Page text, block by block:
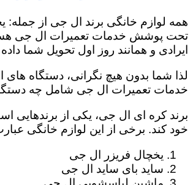
همه لوازم خانگی برند ال جی از جمله:
تحت پوشش خدمات تعمیرات ال جی
ایرادی و همانند روز اول تحویل شما
لذا شما بدون هیچ نگرانی، دستگاه
خدمات تعمیرات ال جی شامل چه
برند کره ای ال جی، یکی از برندهایی
خود کند. برخی از این لوازم خانگی
یخچال فریزر ال جی
ساید بای ساید ال جی